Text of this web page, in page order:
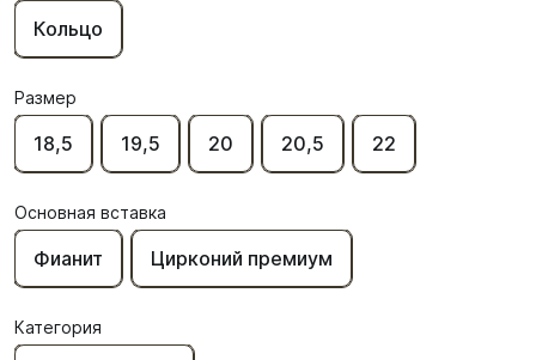
Кольцо
Размер
18,5 19,5 20 20,5 22
Основная вставка
Фианит Цирконий премиум
Категория